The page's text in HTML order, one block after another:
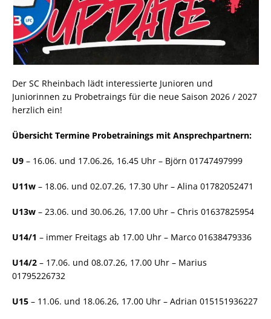
Der SC Rheinbach lädt interessierte Junioren und
Juniorinnen zu Probetraings für die neue Saison 2026 / 2027
herzlich ein!
Übersicht Termine Probetrainings mit Ansprechpartnern:
U9 – 16.06. und 17.06.26, 16.45 Uhr – Björn 01747497999
U11w – 18.06. und 02.07.26, 17.30 Uhr – Alina 01782052471
U13w – 23.06. und 30.06.26, 17.00 Uhr – Chris 01637825954
U14/1 – immer Freitags ab 17.00 Uhr – Marco 01638479336
U14/2 – 17.06. und 08.07.26, 17.00 Uhr – Marius
01795226732
U15 – 11.06. und 18.06.26, 17.00 Uhr – Adrian 015151936227